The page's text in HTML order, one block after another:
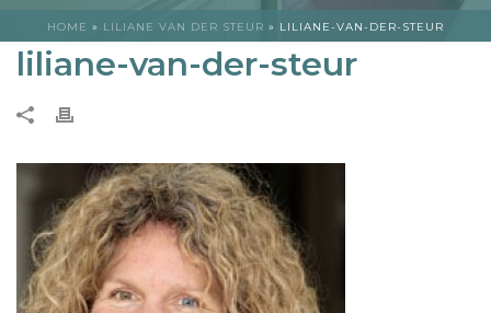
HOME » LILIANE VAN DER STEUR » LILIANE-VAN-DER-STEUR
liliane-van-der-steur